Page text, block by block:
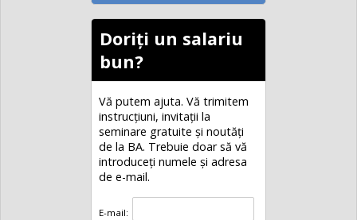
Doriți un salariu
bun?
Vă putem ajuta. Vă trimitem
instrucțiuni, invitaţii la
seminare gratuite şi noutăţi
de la BA. Trebuie doar să vă
introduceţi numele și adresa
de e-mail.
E-mail: